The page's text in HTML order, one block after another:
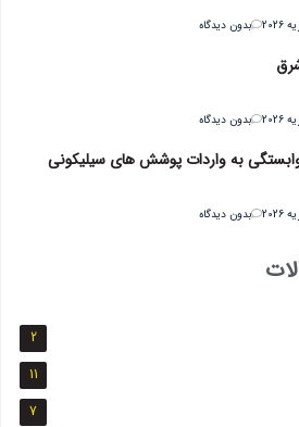
بدون دیدگاه
بدون دیدگاه
وابستگی به واردات پوشش های سیلیکونی
بدون دیدگاه
2
11
7